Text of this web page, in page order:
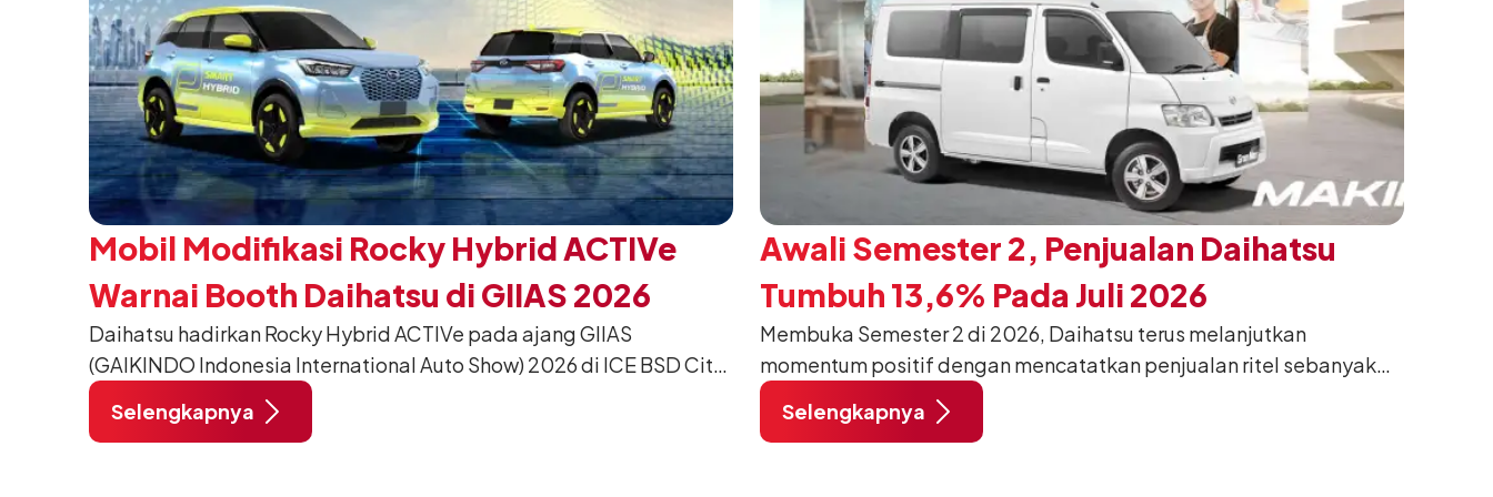
Mobil Modifikasi Rocky Hybrid ACTIVe
Warnai Booth Daihatsu di GIIAS 2026
Daihatsu hadirkan Rocky Hybrid ACTIVe pada ajang GIIAS
(GAIKINDO Indonesia International Auto Show) 2026 di ICE BSD City,
Tangerang. Terdapat 2 unit Rocky Hybrid yang dimodifikasi untuk
menghadirkan sarana inspirasi bagi pengunjung mendukung gaya
Selengkapnya
Awali Semester 2, Penjualan Daihatsu
Tumbuh 13,6% Pada Juli 2026
Membuka Semester 2 di 2026, Daihatsu terus melanjutkan
momentum positif dengan mencatatkan penjualan ritel sebanyak
12.750 unit pada Juli 2026. Capaian tersebut tumbuh 13,6%
dibandingkan periode yang sama tahun lalu sebanyak 11.220 unit,
Selengkapnya